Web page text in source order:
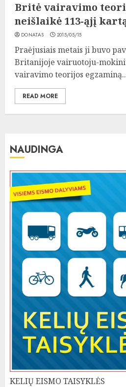
Britė vairavimo
neišlaikė 113-ąjį
DONATAS 2015/05/15
Praėjusiais metais ji buvo
Britanijoje vairuotoju-
vairavimo teorijos
READ MORE
NAUDINGA
KELIŲ EISMO TAISYKLĖS